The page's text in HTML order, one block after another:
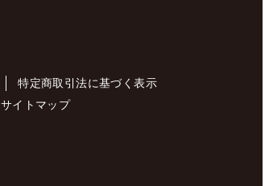
特定商取引法に基づく表示
サイトマップ